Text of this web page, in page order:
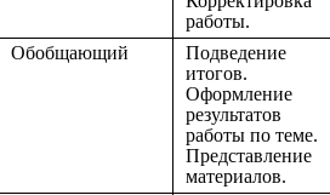
работы.
Обобщающий
Подведение
итогов.
Оформление
результатов
работы по теме.
Представление
материалов.